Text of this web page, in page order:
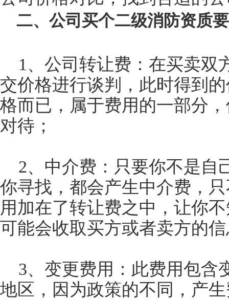
二、公司买个二级消防资质
1、公司转让费：在买卖双
交价格进行谈判，此时得到
格而已，属于费用的一部分
对待；
2、中介费：只要你不是自
你寻找，都会产生中介费，
用加在了转让费之中，让你
可能会收取买方或者卖方的
3、变更费用：此费用包含
地区，因为政策的不同，产